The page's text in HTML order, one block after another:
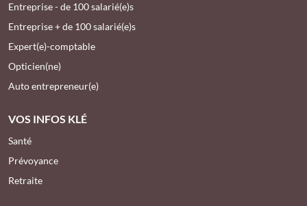
Entreprise - de 100 salarié(e)s
Entreprise + de 100 salarié(e)s
Expert(e)-comptable
Opticien(ne)
Auto entrepreneur(e)
VOS INFOS KLÉ
Santé
Prévoyance
Retraite